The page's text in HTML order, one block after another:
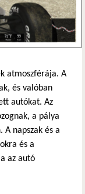
atmoszférája. A
és valóban
autókat. Az
a pálya
A napszak és a
és a
az autó